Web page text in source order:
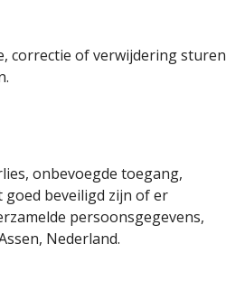
correctie of verwijdering sturen
onbevoegde toegang,
beveiligd zijn of er
persoonsgegevens,
Nederland.